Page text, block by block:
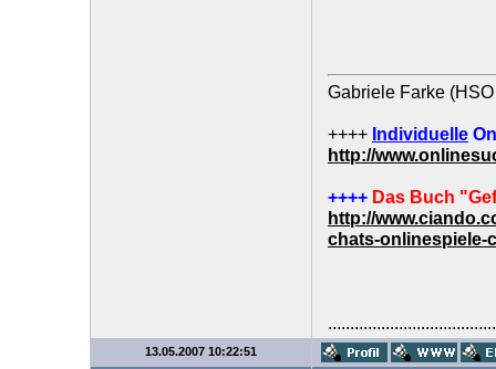
Gabriele Farke (HSO
++++ Individuelle
http://
++++ Das Buch
http://
chats-onlinespiele-
13.05.2007 10:22:51